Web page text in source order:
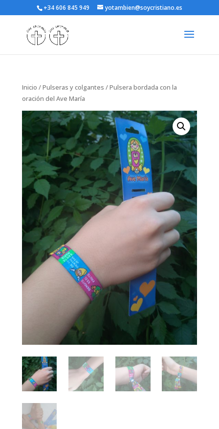
+34 606 845 949 yotambien@soycristiano.es
Inicio /Pulseras y colgantes / Pulsera bordada con la
oración del Ave María